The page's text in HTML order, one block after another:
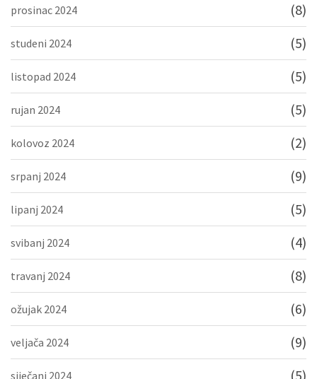
prosinac 2024 (8)
studeni 2024 (5)
listopad 2024 (5)
rujan 2024 (5)
kolovoz 2024 (2)
srpanj 2024 (9)
lipanj 2024 (5)
svibanj 2024 (4)
travanj 2024 (8)
ožujak 2024 (6)
veljača 2024 (9)
siječanj 2024 (5)